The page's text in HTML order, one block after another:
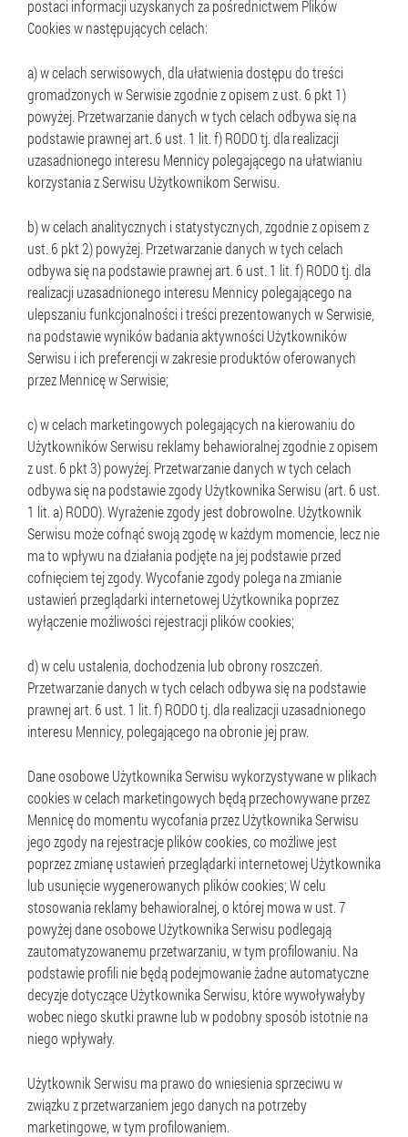
postaci informacji uzyskanych za pośrednictwem Plików
Cookies w następujących celach:
a) w celach serwisowych, dla ułatwienia dostępu do treści
gromadzonych w Serwisie zgodnie z opisem z ust. 6 pkt 1)
powyżej. Przetwarzanie danych w tych celach odbywa się na
podstawie prawnej art. 6 ust. 1 lit. f) RODO tj. dla realizacji
uzasadnionego interesu Mennicy polegającego na ułatwianiu
korzystania z Serwisu Użytkownikom Serwisu.
b) w celach analitycznych i statystycznych, zgodnie z opisem z
ust. 6 pkt 2) powyżej. Przetwarzanie danych w tych celach
odbywa się na podstawie prawnej art. 6 ust. 1 lit. f) RODO tj. dla
realizacji uzasadnionego interesu Mennicy polegającego na
ulepszaniu funkcjonalności i treści prezentowanych w Serwisie,
na podstawie wyników badania aktywności Użytkowników
Serwisu i ich preferencji w zakresie produktów oferowanych
przez Mennicę w Serwisie;
c) w celach marketingowych polegających na kierowaniu do
Użytkowników Serwisu reklamy behawioralnej zgodnie z opisem
z ust. 6 pkt 3) powyżej. Przetwarzanie danych w tych celach
odbywa się na podstawie zgody Użytkownika Serwisu (art. 6 ust.
1 lit. a) RODO). Wyrażenie zgody jest dobrowolne. Użytkownik
Serwisu może cofnąć swoją zgodę w każdym momencie, lecz nie
ma to wpływu na działania podjęte na jej podstawie przed
cofnięciem tej zgody. Wycofanie zgody polega na zmianie
ustawień przeglądarki internetowej Użytkownika poprzez
wyłączenie możliwości rejestracji plików cookies;
d) w celu ustalenia, dochodzenia lub obrony roszczeń.
Przetwarzanie danych w tych celach odbywa się na podstawie
prawnej art. 6 ust. 1 lit. f) RODO tj. dla realizacji uzasadnionego
interesu Mennicy, polegającego na obronie jej praw.
Dane osobowe Użytkownika Serwisu wykorzystywane w plikach
cookies w celach marketingowych będą przechowywane przez
Mennicę do momentu wycofania przez Użytkownika Serwisu
jego zgody na rejestracje plików cookies, co możliwe jest
poprzez zmianę ustawień przeglądarki internetowej Użytkownika
lub usunięcie wygenerowanych plików cookies; W celu
stosowania reklamy behawioralnej, o której mowa w ust. 7
powyżej dane osobowe Użytkownika Serwisu podlegają
zautomatyzowanemu przetwarzaniu, w tym profilowaniu. Na
podstawie profili nie będą podejmowanie żadne automatyczne
decyzje dotyczące Użytkownika Serwisu, które wywoływałyby
wobec niego skutki prawne lub w podobny sposób istotnie na
niego wpływały.
Użytkownik Serwisu ma prawo do wniesienia sprzeciwu w
związku z przetwarzaniem jego danych na potrzeby
marketingowe, w tym profilowaniem.